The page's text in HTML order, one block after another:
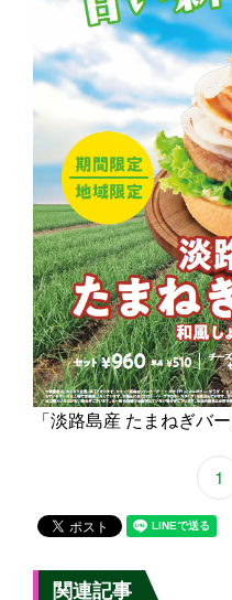
「淡路島産 たまねぎバ
1
関連記事